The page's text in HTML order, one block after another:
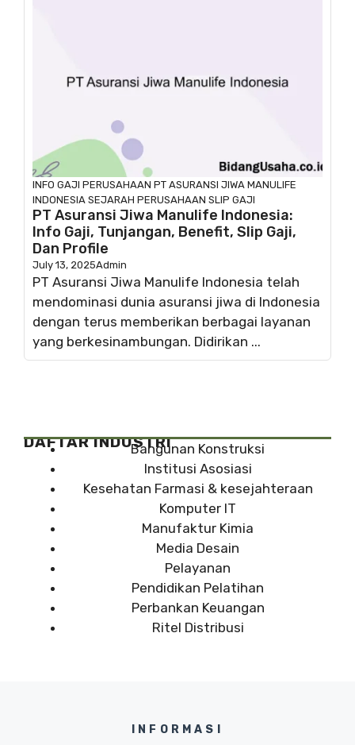
INFO GAJI PERUSAHAAN PT ASURANSI JIWA MANULIFE
INDONESIA SEJARAH PERUSAHAAN SLIP GAJI
PT Asuransi Jiwa Manulife Indonesia:
Info Gaji, Tunjangan, Benefit, Slip Gaji,
Dan Profile
July 13, 2025Admin
PT Asuransi Jiwa Manulife Indonesia telah
mendominasi dunia asuransi jiwa di Indonesia
dengan terus memberikan berbagai layanan
yang berkesinambungan. Didirikan ...
DAFTAR INDUSTRIBangunan Konstruksi
Institusi Asosiasi
Kesehatan Farmasi & kesejahteraan
Komputer IT
Manufaktur Kimia
Media Desain
Pelayanan
Pendidikan Pelatihan
Perbankan Keuangan
Ritel Distribusi
INFORMASI